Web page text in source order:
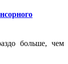
больше, чем